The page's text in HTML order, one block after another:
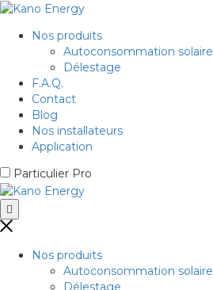
Nos produits
Autoconsommation solaire
Délestage
F.A.Q.
Contact
Blog
Nos installateurs
Application
Particulier Pro
Nos produits
Autoconsommation solaire
Délestage